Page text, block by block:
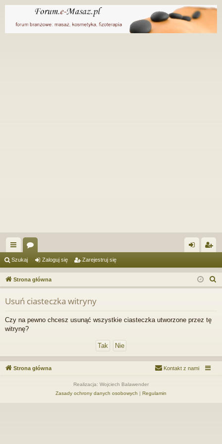
ię
ce
j
…
or
a og
uj
ę
ej
es
j
Szukaj Zaloguj się Zarejestruj się
Strona główna
z
Usuń ciasteczka witryny
Czy na pewno chcesz usunąć wszystkie ciasteczka utworzone przez tę
witrynę?
Strona główna Kontakt z nami
Realizacja: Wojciech Balawender
Zasady ochrony danych osobowych | Regulamin